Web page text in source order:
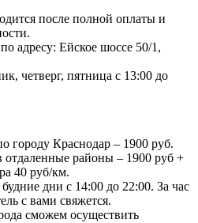
после полной оплаты и
адресу: Ейское шоссе 50/1,
четверг, пятница с 13:00 до
городу Краснодар – 1900 руб.
отдаленные районы – 1900 руб +
40 руб/км.
дни с 14:00 до 22:00. За час
с вами свяжется.
сможем осуществить